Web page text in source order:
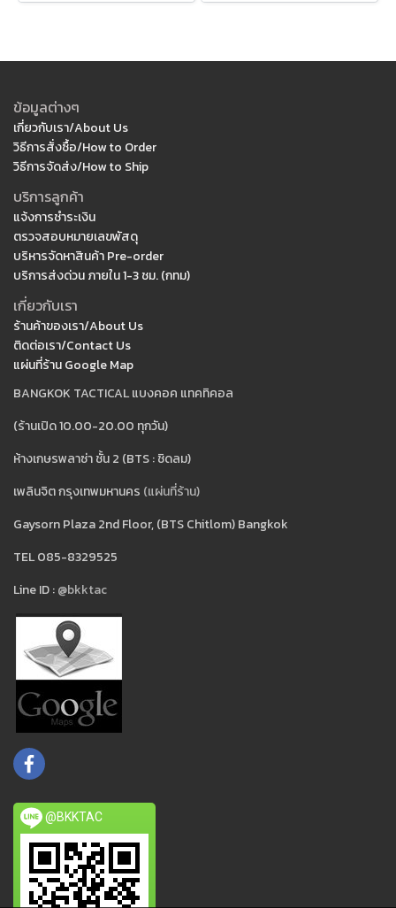
ข้อมูลต่างๆ
เกี่ยวกับเรา/About Us
วิธีการสั่งซื้อ/How to Order
วิธีการจัดส่ง/How to Ship
บริการลูกค้า
แจ้งการชำระเงิน
ตรวจสอบหมายเลขพัสดุ
บริหารจัดหาสินค้า Pre-order
บริการส่งด่วน ภายใน 1-3 ชม. (กทม)
เกี่ยวกับเรา
ร้านค้าของเรา/About Us
ติดต่อเรา/Contact Us
แผ่นที่ร้าน Google Map
BANGKOK TACTICAL แบงคอค แทคทิคอล
(ร้านเปิด 10.00-20.00 ทุกวัน)
ห้างเกษรพลาซ่า ชั้น 2 (BTS : ชิดลม)
เพลินจิต กรุงเทพมหานคร (แผ่นที่ร้าน)
Gaysorn Plaza 2nd Floor, (BTS Chitlom) Bangkok
TEL 085-8329525
Line ID :@bkktac
@BKKTAC